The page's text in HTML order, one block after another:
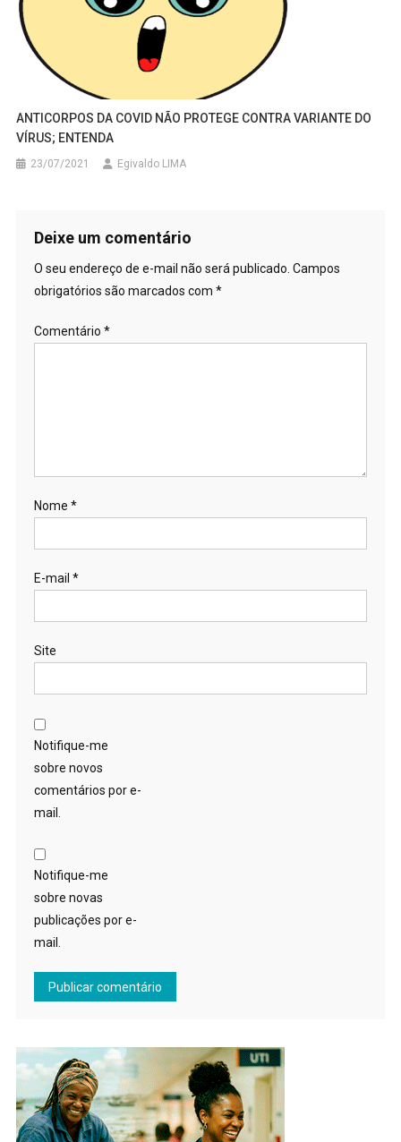
ANTICORPOS DA COVID NÃO PROTEGE CONTRA VARIANTE DO
VÍRUS; ENTENDA
23/07/2021 Egivaldo LIMA
Deixe um comentário
O seu endereço de e-mail não será publicado. Campos
obrigatórios são marcados com *
Comentário *
Nome *
E-mail *
Site
Notifique-me
sobre novos
comentários por e-
mail.
Notifique-me
sobre novas
publicações por e-
mail.